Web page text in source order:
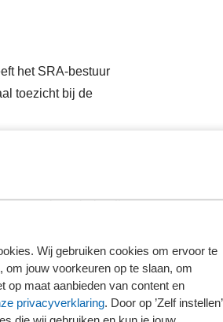
Wij gebruiken cookies om ervoor te
om jouw voorkeuren op te slaan, om
op maat aanbieden van content en
privacyverklaring. Door op ’Zelf instellen’
het SRA-bestuur
toezicht bij de
zit, waar mensen
ontmoeten en bereiken, is
is een basisbehoefte; wie
Mensen hebben het
te worden.
anders denken,
of andere waarden
Namelijk door op